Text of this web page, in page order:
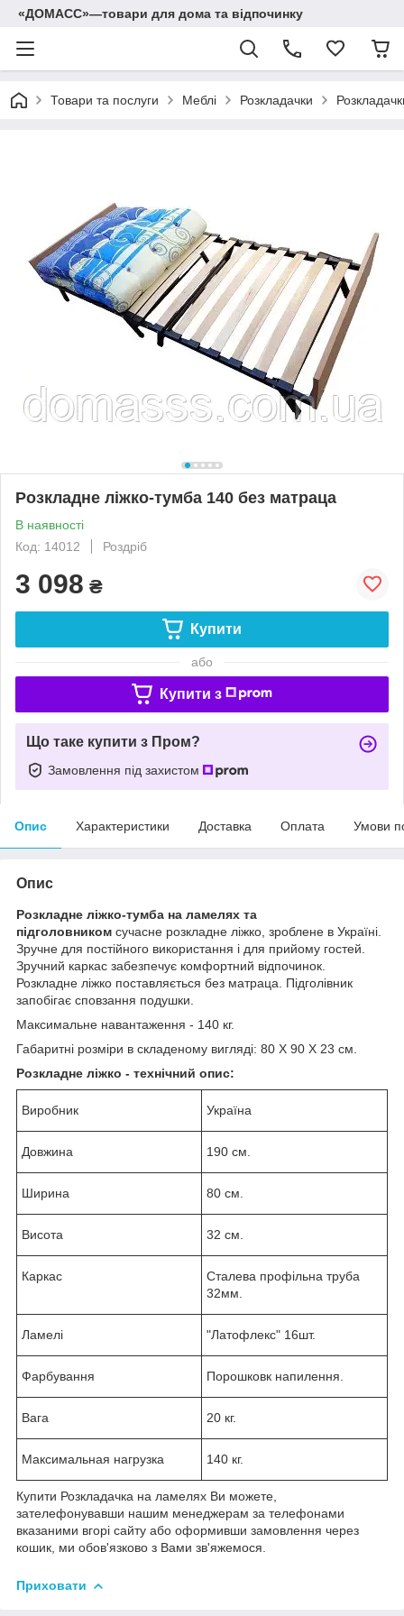
«ДОМАСС»—товари для дома та відпочинку
Товари та послуги Меблі Розкладачки
Розкладне ліжко-тумба 140 без матраца
В наявності
Код: 14012
Роздріб
3 098 ₴
Купити
або
Купити з
Що таке купити з Пром?
Замовлення під захистом
Опис Характеристики Доставка Оплата Умови
Опис
Розкладне ліжко-тумба на ламелях та
підголовником сучасне розкладне ліжко, зроблене в Україні.
Зручне для постійного використання і для прийому гостей.
Зручний каркас забезпечує комфортний відпочинок.
Розкладне ліжко поставляється без матраца. Підголівник
запобігає сповзання подушки.
Максимальне навантаження - 140 кг.
Габаритні розміри в складеному вигляді: 80 Х 90 Х 23 см.
Розкладне ліжко - технічний опис:
Виробник Україна
Довжина 190 см.
Ширина 80 см.
Висота 32 см.
Каркас
Сталева профільна труба
32мм.
Ламелі "Латофлекс" 16шт.
Фарбування Порошковк напилення.
Вага 20 кг.
Максимальная нагрузка 140 кг.
Купити Розкладачка на ламелях Ви можете,
зателефонувавши нашим менеджерам за телефонами
вказаними вгорі сайту або оформивши замовлення через
кошик, ми обов'язково з Вами зв'яжемося.
Приховати